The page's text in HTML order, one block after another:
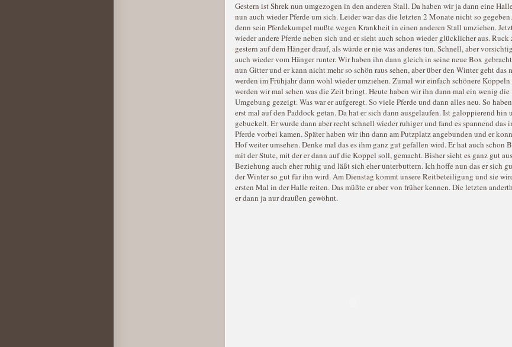
Gestern ist Shrek nun umgezogen in den anderen Stall. Da haben wir ja dann eine
nun auch wieder Pferde um sich. Leider war das die letzten 2 Monate nicht so
denn sein Pferdekumpel mußte wegen Krankheit in einen anderen Stall umziehen.
wieder andere Pferde neben sich und er sieht auch schon wieder glücklicher aus. Ruck
gestern auf dem Hänger drauf, als würde er nie was anderes tun. Schnell, aber
auch wieder vom Hänger runter. Wir haben ihn dann gleich in seine neue Box
nun Gitter und er kann nicht mehr so schön raus sehen, aber über den Winter geht das
werden im Frühjahr dann wohl wieder umziehen. Zumal wir einfach schönere Koppeln
werden wir mal sehen was die Zeit bringt. Heute haben wir ihn dann mal ein wenig die
Umgebung gezeigt. Was war er aufgeregt. So viele Pferde und dann alles neu. So
erst mal auf den Paddock getan. Da hat er sich dann ausgelaufen. Ist galoppierend hin
gebuckelt. Er wurde dann aber recht schnell wieder ruhiger und fand es spannend das
Pferde vorbei kamen. Später haben wir ihn dann am Putzplatz angebunden und er
Hof weiter umsehen. Denke mal das es ihm ganz gut gefallen wird. Er hat auch schon
mit der Stute, mit der er dann auf die Koppel soll, gemacht. Bisher sieht es ganz gut
Beziehung auch eher ruhig und läßt sich eher unterbuttern. Ich hoffe nun das er sich
der Winter so gut für ihn wird. Am Dienstag kommt unsere Reitbeteiligung und sie
ersten Mal in der Halle reiten. Das müßte er aber von früher kennen. Die letzten
er dann ja nur draußen gewöhnt.